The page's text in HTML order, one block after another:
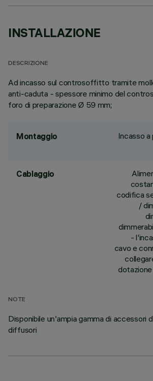
INSTALLAZIONE
DESCRIZIONE
Ad incasso sul controsoffitto tramite
anti-caduta - spessore minimo del
foro di preparazione Ø 59 mm;
Montaggio
Incasso a
Cablaggio
codifica
/
-
cavo e
NOTE
Disponibile un'ampia gamma di accessori
diffusori